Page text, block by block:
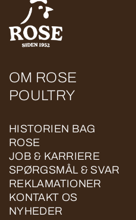
OM ROSE
POULTRY
HISTORIEN BAG
ROSE
JOB & KARRIERE
SPØRGSMÅL & SVAR
REKLAMATIONER
KONTAKT OS
NYHEDER